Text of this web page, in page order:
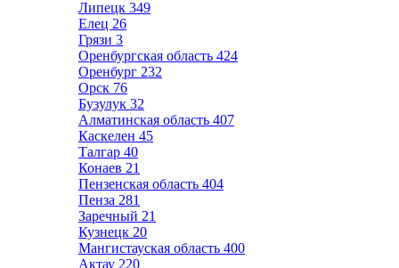
Липецк 349
Елец 26
Грязи 3
Оренбургская область 424
Оренбург 232
Орск 76
Бузулук 32
Алматинская область 407
Каскелен 45
Талгар 40
Конаев 21
Пензенская область 404
Пенза 281
Заречный 21
Кузнецк 20
Мангистауская область 400
Актау 220